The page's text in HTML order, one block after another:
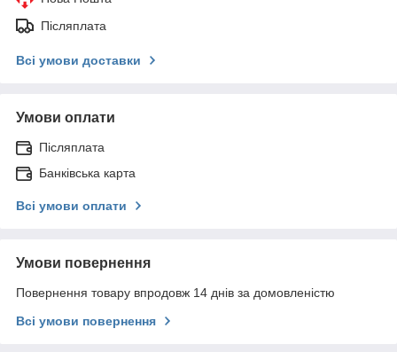
Післяплата
Всі умови доставки
Умови оплати
Післяплата
Банківська карта
Всі умови оплати
Умови повернення
Повернення товару впродовж 14 днів за домовленістю
Всі умови повернення